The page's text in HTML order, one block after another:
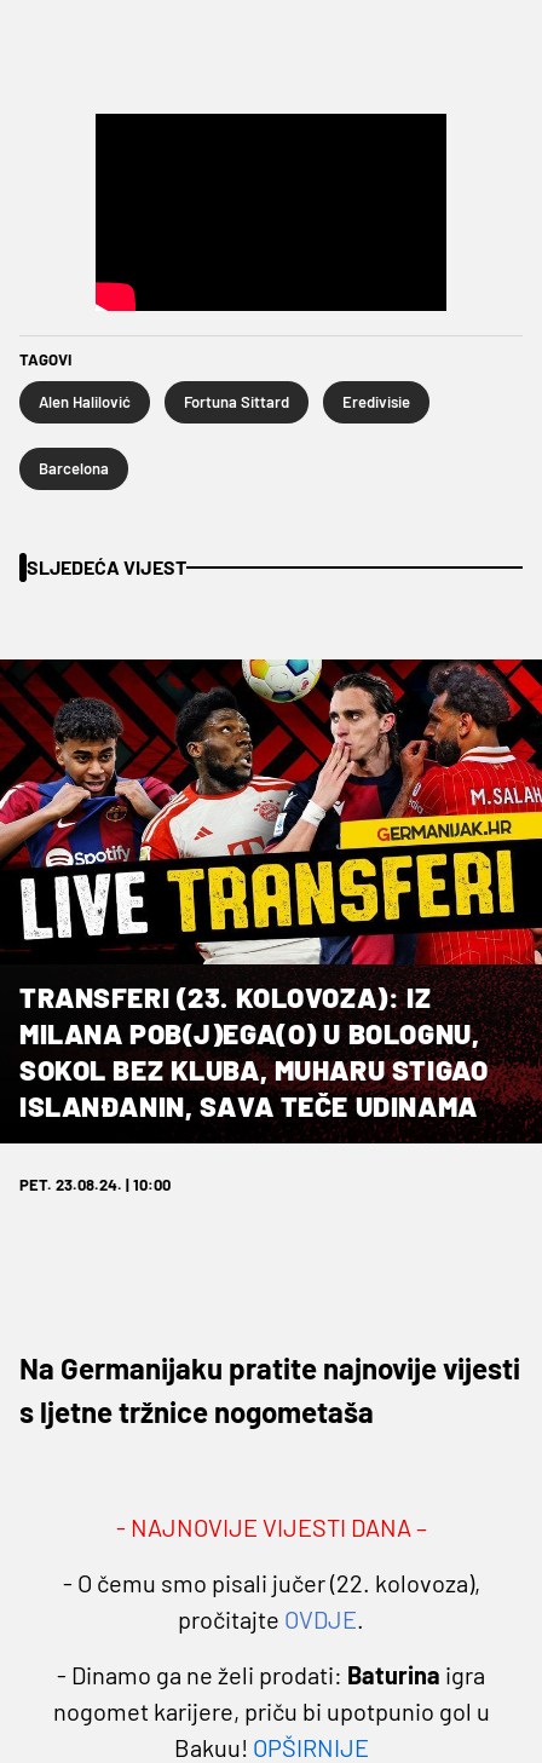
TAGOVI
Alen Halilović Fortuna Sittard Eredivisie
Barcelona
SLJEDEĆA VIJEST
TRANSFERI (23. KOLOVOZA): IZ
MILANA POB(J)EGA(O) U BOLOGNU,
SOKOL BEZ KLUBA, MUHARU STIGAO
ISLANĐANIN, SAVA TEČE UDINAMA
PET. 23.08.24. | 10:00
Na Germanijaku pratite najnovije vijesti
s ljetne tržnice nogometaša
- NAJNOVIJE VIJESTI DANA –
- O čemu smo pisali jučer (22. kolovoza),
pročitajte OVDJE.
- Dinamo ga ne želi prodati: Baturina igra
nogomet karijere, priču bi upotpunio gol u
Bakuu! OPŠIRNIJE